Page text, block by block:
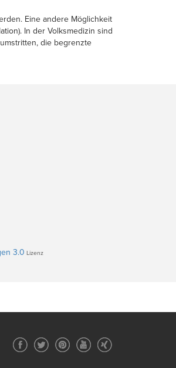
Eine andere Möglichkeit
In der Volksmedizin sind
die begrenzte
3.0 Lizenz